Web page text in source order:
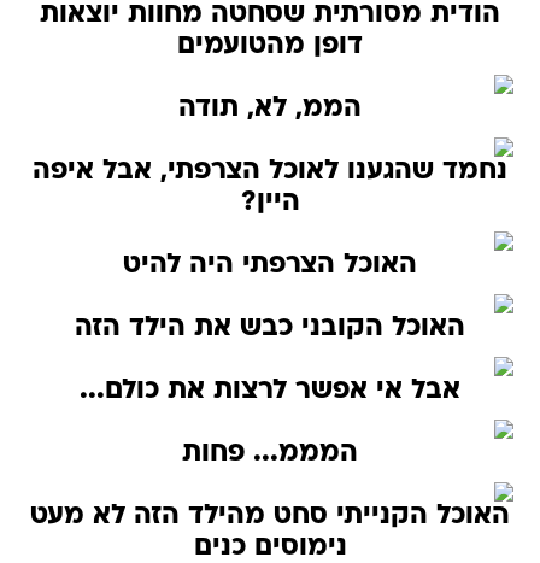
הודית מסורתית שסחטה מחוות יוצאות
דופן מהטועמים
הממ, לא, תודה
נחמד שהגענו לאוכל הצרפתי, אבל איפה
היין?
האוכל הצרפתי היה להיט
האוכל הקובני כבש את הילד הזה
אבל אי אפשר לרצות את כולם...
המממ... פחות
האוכל הקנייתי סחט מהילד הזה לא מעט
נימוסים כנים